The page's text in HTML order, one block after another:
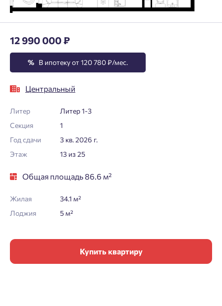
12 990 000 ₽
% В ипотеку от 120 780 ₽/мес.
Центральный
Литер
Литер 1-3
Секция
1
Год сдачи
3 кв. 2026 г.
Этаж
13 из 25
Общая площадь 86.6 м²
Жилая
34.1 м²
Лоджия
5 м²
Купить квартиру